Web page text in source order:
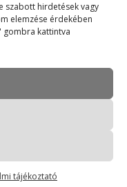
szabott hirdetések vagy
elemzése érdekében
gombra kattintva
tájékoztatóhonlap-weboldal.hu